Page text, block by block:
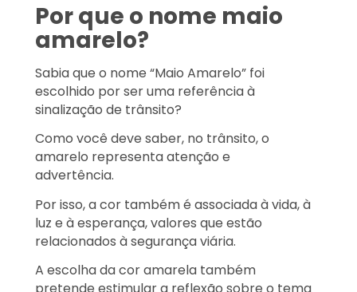
Por que o nome maio
amarelo?
Sabia que o nome “Maio Amarelo” foi
escolhido por ser uma referência à
sinalização de trânsito?
Como você deve saber, no trânsito, o
amarelo representa atenção e
advertência.
Por isso, a cor também é associada à vida, à
luz e à esperança, valores que estão
relacionados à segurança viária.
A escolha da cor amarela também